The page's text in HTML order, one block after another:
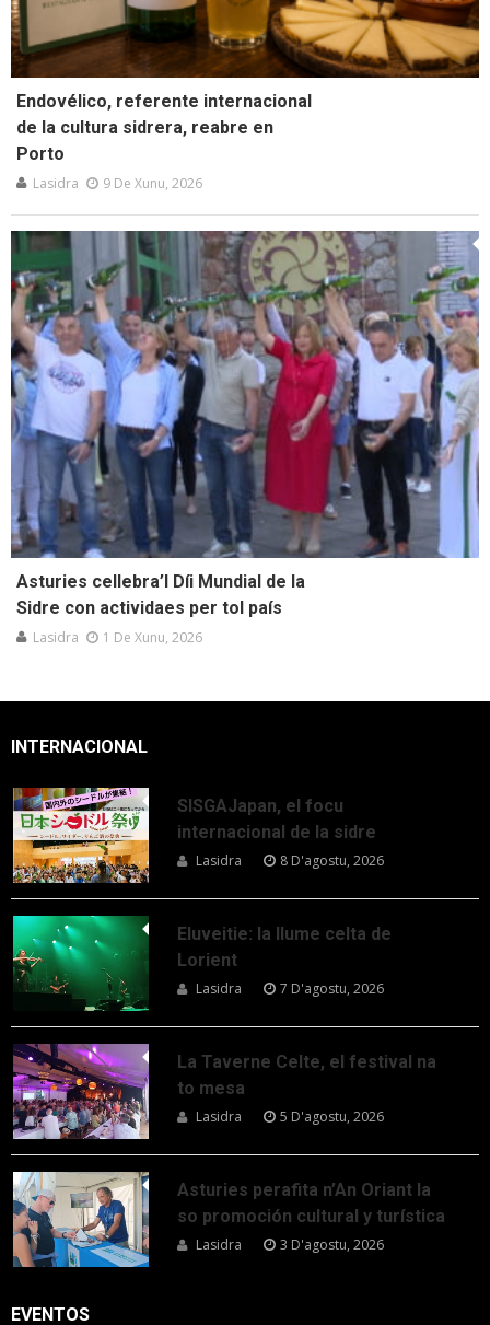
Endovélico, referente internacional
de la cultura sidrera, reabre en
Porto
Lasidra 9 De Xunu, 2026
Asturies cellebra’l Díi Mundial de la
Sidre con actividaes per tol país
Lasidra 1 De Xunu, 2026
INTERNACIONAL
SISGAJapan, el focu
internacional de la sidre
Lasidra 8 D'agostu, 2026
Eluveitie: la llume celta de
Lorient
Lasidra 7 D'agostu, 2026
La Taverne Celte, el festival na
to mesa
Lasidra 5 D'agostu, 2026
Asturies perafita n’An Oriant la
so promoción cultural y turística
Lasidra 3 D'agostu, 2026
EVENTOS